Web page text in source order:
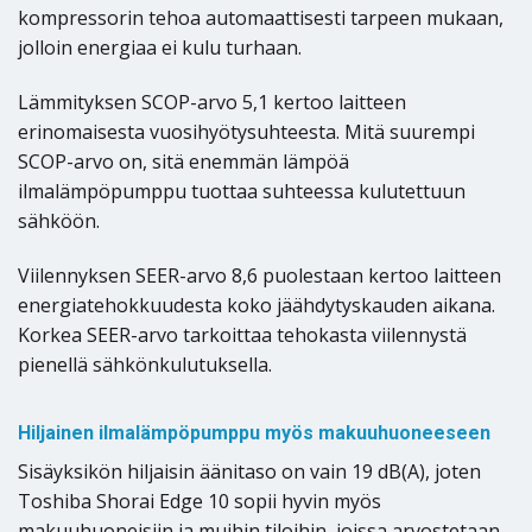
kompressorin tehoa automaattisesti tarpeen mukaan,
jolloin energiaa ei kulu turhaan.
Lämmityksen SCOP-arvo 5,1 kertoo laitteen
erinomaisesta vuosihyötysuhteesta. Mitä suurempi
SCOP-arvo on, sitä enemmän lämpöä
ilmalämpöpumppu tuottaa suhteessa kulutettuun
sähköön.
Viilennyksen SEER-arvo 8,6 puolestaan kertoo laitteen
energiatehokkuudesta koko jäähdytyskauden aikana.
Korkea SEER-arvo tarkoittaa tehokasta viilennystä
pienellä sähkönkulutuksella.
Hiljainen ilmalämpöpumppu myös makuuhuoneeseen
Sisäyksikön hiljaisin äänitaso on vain 19 dB(A), joten
Toshiba Shorai Edge 10 sopii hyvin myös